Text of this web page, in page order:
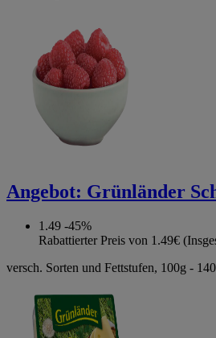
Angebot: Grünländer
1.49 -45%
Rabattierter Preis von 1.49€
versch. Sorten und Fettstufen, 100g -